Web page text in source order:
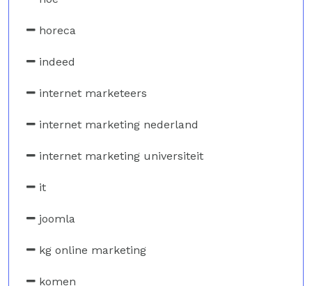
horeca
indeed
internet marketeers
internet marketing nederland
internet marketing universiteit
it
joomla
kg online marketing
komen